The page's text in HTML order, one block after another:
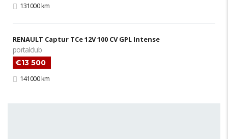
131000 km
RENAULT Captur TCe 12V 100 CV GPL Intense
portalclub
€13 500
141000 km